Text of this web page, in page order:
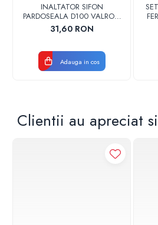
INALTATOR SIFON
PARDOSEALA D100 VALROM
17001900004
31,60 RON
Adauga in cos
Clientii au apreciat